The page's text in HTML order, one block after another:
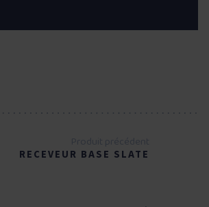
RECEVEUR BASE SLATE